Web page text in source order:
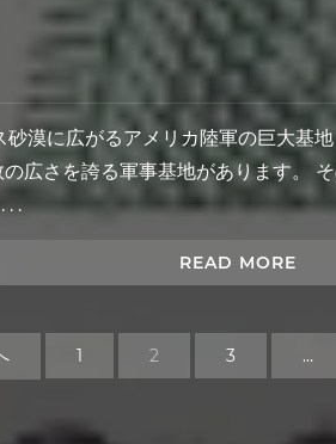
砂漠に広がるアメリカ陸軍の巨大基
の広さを誇る軍事基地があります。
. .
READ MORE
1 2 3 …